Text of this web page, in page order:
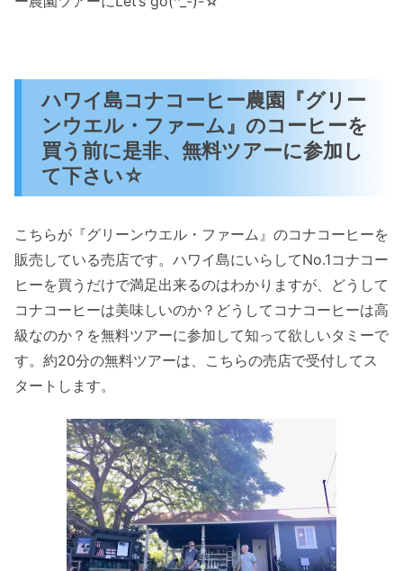
ハワイ島コナコーヒー農園『グリー
ンウエル・ファーム』のコーヒーを
買う前に是非、無料ツアーに参加し
て下さい☆
こちらが『グリーンウエル・ファーム』のコナコーヒーを
販売している売店です。ハワイ島にいらしてNo.1コナコー
ヒーを買うだけで満足出来るのはわかりますが、どうして
コナコーヒーは美味しいのか？どうしてコナコーヒーは高
級なのか？を無料ツアーに参加して知って欲しいタミーで
す。約20分の無料ツアーは、こちらの売店で受付してス
タートします。